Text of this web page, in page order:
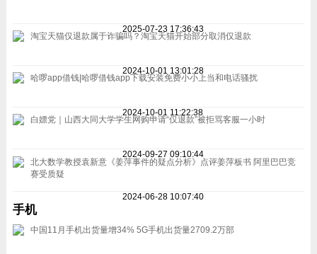
2025-07-23 17:36:43
淘宝天猫仅退款属于诈骗吗？淘宝天猫开始部分取消仅退款
2024-10-01 13:01:28
哈啰app借钱|哈啰借钱app下载安装免费小小上当和电话骚扰
2024-10-01 11:22:38
白嫖党｜山西大同大学学生网购申请“仅退款”被拒骂客服一小时
2024-09-27 09:10:44
北大数学教授袁新意《姜萍事件的疑点分析》点评姜萍板书 阿里巴巴竞
赛受质疑
2024-06-28 10:07:40
手机
中国11月手机出货量增34% 5G手机出货量2709.2万部